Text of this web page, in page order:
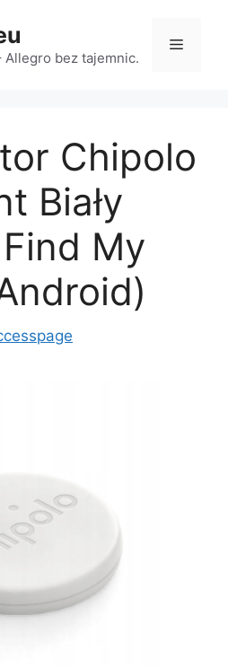
Allegro bez tajemnic.
Menu
Chipolo
Biały
My